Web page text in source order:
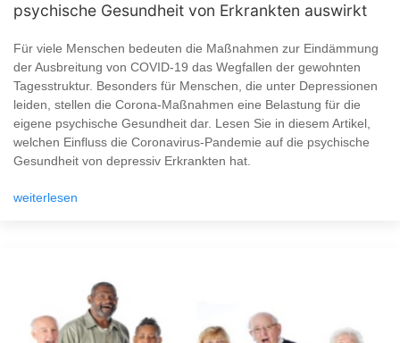
psychische Gesundheit von Erkrankten auswirkt
Für viele Menschen bedeuten die Maßnahmen zur Eindämmung
der Ausbreitung von COVID-19 das Wegfallen der gewohnten
Tagesstruktur. Besonders für Menschen, die unter Depressionen
leiden, stellen die Corona-Maßnahmen eine Belastung für die
eigene psychische Gesundheit dar. Lesen Sie in diesem Artikel,
welchen Einfluss die Coronavirus-Pandemie auf die psychische
Gesundheit von depressiv Erkrankten hat.
weiterlesen